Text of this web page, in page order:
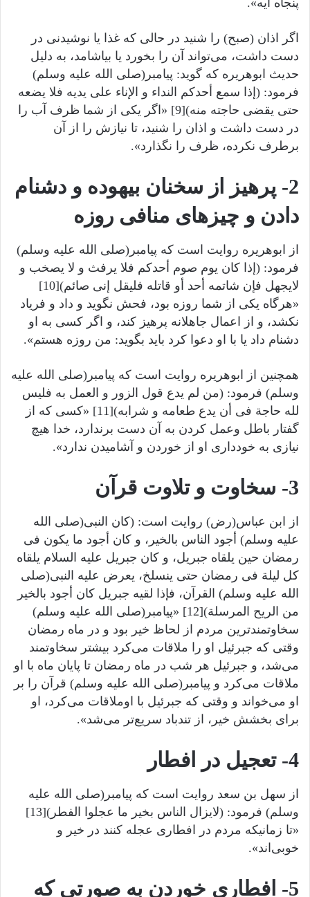
پنجاه آیه».
اگر اذان (صبح) را شنید در حالی که غذا یا نوشیدنی در
دست داشت، می‌تواند آن را بخورد یا بیاشامد، به دلیل
حدیث ابوهریره که گوید: پیامبر(صلى الله عليه وسلم)
فرمود: (إذا سمع أحدکم النداء و الإناء علی یدیه فلا یضعه
حتی یقضی حاجته منه)[9] «اگر یکی از شما ظرف آب را
در دست داشت و اذان را شنید، تا نیازش را از آن
برطرف نکرده، ظرف را نگذارد».
2- پرهیز از سخنان بیهوده و دشنام
دادن و چیزهای منافی روزه‌
از ابوهریره روایت است که پیامبر(صلى الله عليه وسلم)
فرمود: (إذا کان یوم صوم أحدکم فلا یرفث و لا یصخب و
لایجهل فإن شاتمه أحد أو قاتله فلیقل إنی صائم)[10]
«هرگاه یکی از شما روزه بود، فحش نگوید و داد و فریاد
نکشد، و از اعمال جاهلانه پرهیز کند، و اگر کسی به او
دشنام داد یا با او دعوا کرد باید بگوید: من روزه هستم».
همچنین از ابوهریره روایت است که پیامبر(صلى الله عليه
وسلم) فرمود: (من لم یدع قول الزور و العمل به فلیس
لله حاجة فی أن یدع طعامه و شرابه)[11] «کسی که از
گفتار باطل وعمل کردن به آن دست برندارد، خدا هیچ
نیازی به خودداری او از خوردن و آشامیدن ندارد».
3- سخاوت و تلاوت قرآن
از ابن عباس(رض) روایت است: (کان النبی(صلى الله
عليه وسلم) أجود الناس بالخیر، و کان أجود ما یکون فی
رمضان حین یلقاه جبریل، و کان جبریل علیه السلام یلقاه
کل لیلة فی رمضان حتی ینسلخ، یعرض علیه النبی(صلى
الله عليه وسلم) القرآن، فإذا لقیه جبریل کان أجود بالخیر
من الریح المرسلة)[12] «پیامبر(صلى الله عليه وسلم)
سخاوتمندترین مردم از لحاظ خیر بود و در ماه رمضان
وقتی که جبرئیل او را ملاقات می‌کرد بیشتر سخاوتمند
می‌شد، و جبرئیل هر شب در ماه رمضان تا پایان ماه با او
ملاقات می‌کرد و پیامبر(صلى الله عليه وسلم) قرآن را بر
او می‌خواند و وقتی که جبرئیل با اوملاقات می‌کرد، او
برای بخشش خیر، از تندباد سریع‌تر می‌شد».
4- تعجیل در افطار
از سهل بن سعد روایت است که پیامبر(صلى الله عليه
وسلم) فرمود: (لایزال الناس بخیر ما عجلوا الفطر)[13]
«تا زمانیکه مردم در افطاری عجله کنند در خیر و
خوبی‌اند».
5- افطاری خوردن به صورتی که